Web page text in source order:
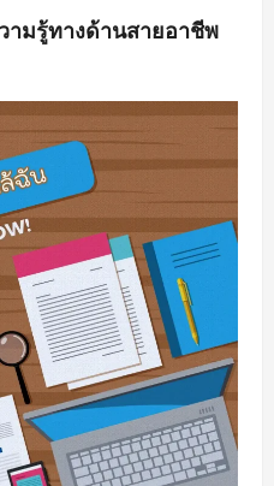
มรู้ทางด้านสายอาชีพ